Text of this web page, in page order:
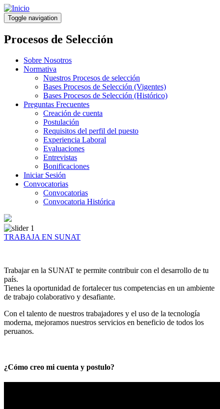
Pasar
al
contenido
principal
Toggle navigation
Procesos de Selección
Sobre Nosotros
Normativa
Nuestros Procesos de selección
Bases Procesos de Selección (Vigentes)
Bases Procesos de Selección (Histórico)
Preguntas Frecuentes
Creación de cuenta
Postulación
Requisitos del perfil del puesto
Experiencia Laboral
Evaluaciones
Entrevistas
Bonificaciones
Iniciar Sesión
Convocatorias
Convocatorias
Convocatoria Histórica
TRABAJA EN SUNAT
Trabajar en la SUNAT te permite contribuir con el desarrollo de tu
país.
Tienes la oportunidad de fortalecer tus competencias en un ambiente
de trabajo colaborativo y desafiante.
Con el talento de nuestros trabajadores y el uso de la tecnología
moderna, mejoramos nuestros servicios en beneficio de todos los
peruanos.
¿Cómo creo mi cuenta y postulo?